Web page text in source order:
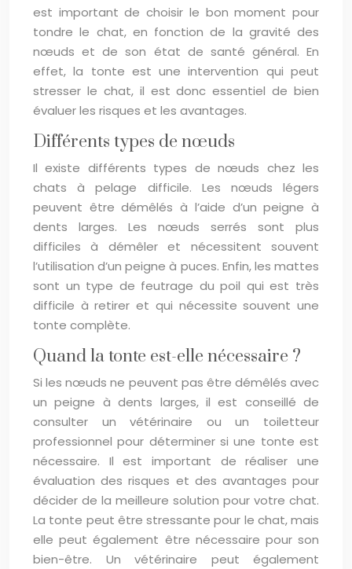
est important de choisir le bon moment pour
tondre le chat, en fonction de la gravité des
nœuds et de son état de santé général. En
effet, la tonte est une intervention qui peut
stresser le chat, il est donc essentiel de bien
évaluer les risques et les avantages.
Différents types de nœuds
Il existe différents types de nœuds chez les
chats à pelage difficile. Les nœuds légers
peuvent être démêlés à l’aide d’un peigne à
dents larges. Les nœuds serrés sont plus
difficiles à démêler et nécessitent souvent
l’utilisation d’un peigne à puces. Enfin, les mattes
sont un type de feutrage du poil qui est très
difficile à retirer et qui nécessite souvent une
tonte complète.
Quand la tonte est-elle nécessaire ?
Si les nœuds ne peuvent pas être démêlés avec
un peigne à dents larges, il est conseillé de
consulter un vétérinaire ou un toiletteur
professionnel pour déterminer si une tonte est
nécessaire. Il est important de réaliser une
évaluation des risques et des avantages pour
décider de la meilleure solution pour votre chat.
La tonte peut être stressante pour le chat, mais
elle peut également être nécessaire pour son
bien-être. Un vétérinaire peut également